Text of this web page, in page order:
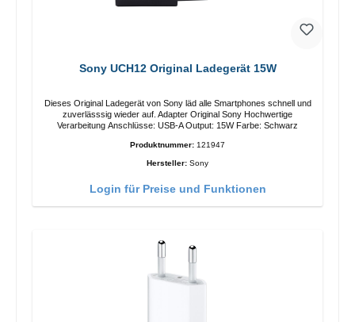
Sony UCH12 Original Ladegerät 15W
Dieses Original Ladegerät von Sony läd alle Smartphones schnell und
zuverlässsig wieder auf. Adapter Original Sony Hochwertige
Verarbeitung Anschlüsse: USB-A Output: 15W Farbe: Schwarz
Produktnummer: 121947
Hersteller: Sony
Login für Preise und Funktionen